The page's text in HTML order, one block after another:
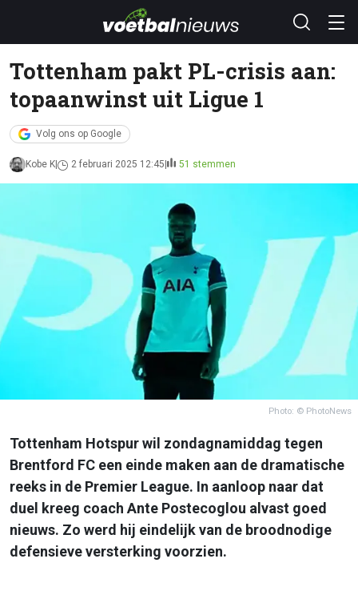
Tottenham pakt PL-crisis aan:
topaanwinst uit Ligue 1
Volg ons op Google
Kobe K 2 februari 2025 12:45 51 stemmen
Photo: © PhotoNews
Tottenham Hotspur wil zondagnamiddag tegen
Brentford FC een einde maken aan de dramatische
reeks in de Premier League. In aanloop naar dat
duel kreeg coach Ante Postecoglou alvast goed
nieuws. Zo werd hij eindelijk van de broodnodige
defensieve versterking voorzien.